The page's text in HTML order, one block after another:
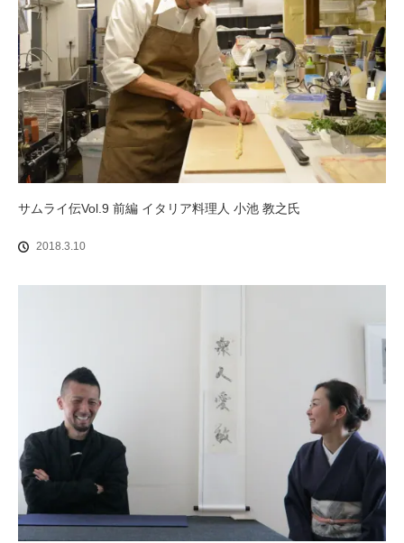
サムライ伝Vol.9 前編 イタリア料理人 小池 教之氏
2018.3.10